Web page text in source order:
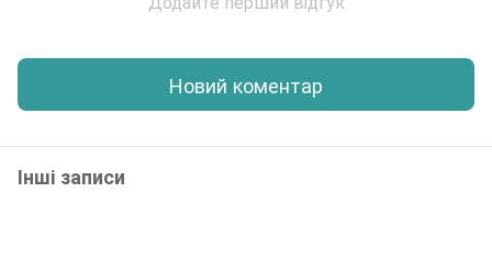
Новий коментар
Інші записи